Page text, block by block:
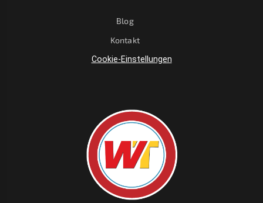
Blog
Kontakt
Cookie-Einstellungen